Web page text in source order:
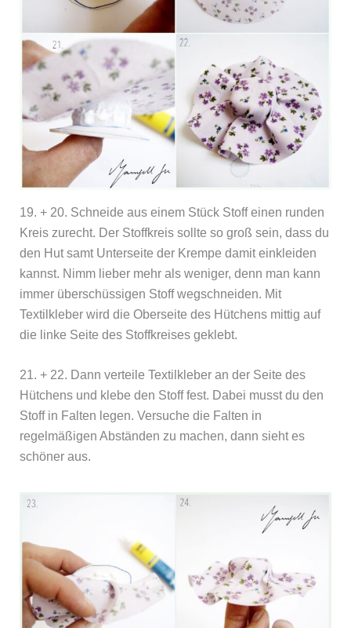
19. + 20. Schneide aus einem Stück Stoff einen runden
Kreis zurecht. Der Stoffkreis sollte so groß sein, dass du
den Hut samt Unterseite der Krempe damit einkleiden
kannst. Nimm lieber mehr als weniger, denn man kann
immer überschüssigen Stoff wegschneiden. Mit
Textilkleber wird die Oberseite des Hütchens mittig auf
die linke Seite des Stoffkreises geklebt.
21. + 22. Dann verteile Textilkleber an der Seite des
Hütchens und klebe den Stoff fest. Dabei musst du den
Stoff in Falten legen. Versuche die Falten in
regelmäßigen Abständen zu machen, dann sieht es
schöner aus.